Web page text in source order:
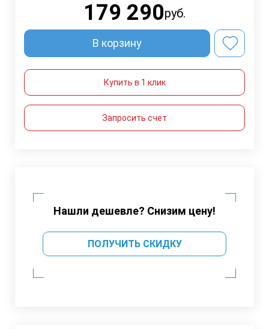
179 290руб.
В корзину
Купить в 1 клик
Запросить счет
Нашли дешевле? Снизим цену!
ПОЛУЧИТЬ СКИДКУ